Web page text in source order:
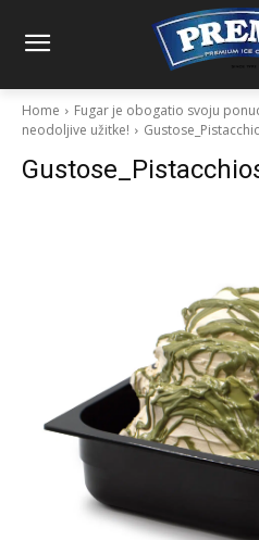
Home
Fugar je obogatio svoju
neodoljive užitke!